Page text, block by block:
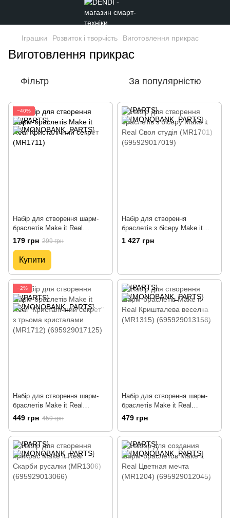
Іграшки Розвиток і творчість Виготовлення прикрас
Виготовлення прикрас
Фільтр За популярністю
−40%
Набір для створення шарм-
браслетів Make it Real
Кристалічний секрет (MR1711)
179 грн 299 грн
Купити
Набір для створення
браслетів з бісеру Make it
Real Своя студія (MR1701)
(695929017019)
1 427 грн
−2%
Набір для створення шарм-
браслетів Make it Real
"Кристалічний секрет" з
трьома кристалами (MR1712)
(695929017125)
449 грн 459 грн
Набір для створення шарм-
браслетів Make it Real
Кришталева веселка
(MR1315) (695929013158)
479 грн